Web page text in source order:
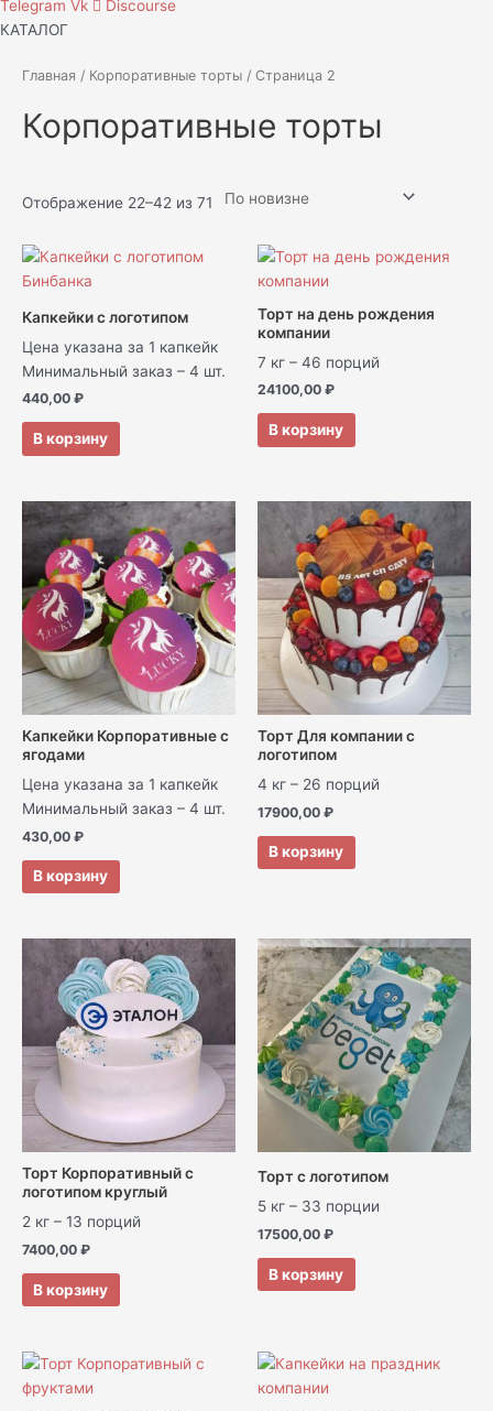
Telegram Vk
Discourse
КАТАЛОГ
Главная / Корпоративные торты / Страница 2
Корпоративные торты
Отображение 22–42 из 71
Капкейки с логотипом
Цена указана за 1 капкейк
Минимальный заказ – 4 шт.
440,00 ₽
В корзину
Торт на день рождения
компании
7 кг – 46 порций
24100,00 ₽
В корзину
Капкейки Корпоративные с
ягодами
Цена указана за 1 капкейк
Минимальный заказ – 4 шт.
430,00 ₽
В корзину
Торт Для компании с
логотипом
4 кг – 26 порций
17900,00 ₽
В корзину
Торт Корпоративный с
логотипом круглый
2 кг – 13 порций
7400,00 ₽
В корзину
Торт с логотипом
5 кг – 33 порции
17500,00 ₽
В корзину